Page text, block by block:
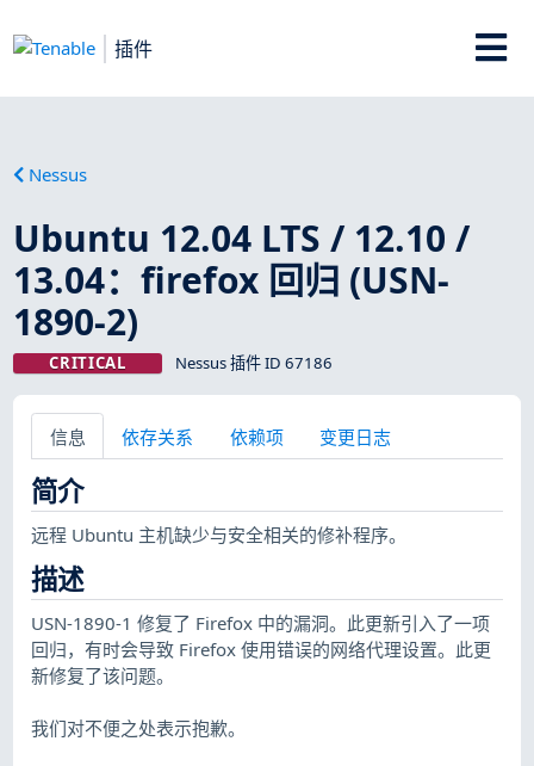
插件
Nessus
Ubuntu 12.04 LTS / 12.10 /
13.04：firefox 回归 (USN-
1890-2)
CRITICAL Nessus 插件 ID 67186
信息 依存关系 依赖项 变更日志
简介
远程 Ubuntu 主机缺少与安全相关的修补程序。
描述
USN-1890-1 修复了 Firefox 中的漏洞。此更新引入了一项
回归，有时会导致 Firefox 使用错误的网络代理设置。此更
新修复了该问题。
我们对不便之处表示抱歉。